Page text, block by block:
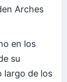
Arches
en los
su
largo de los